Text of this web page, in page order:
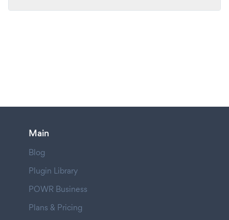
Main
Blog
Plugin Library
POWR Business
Plans & Pricing